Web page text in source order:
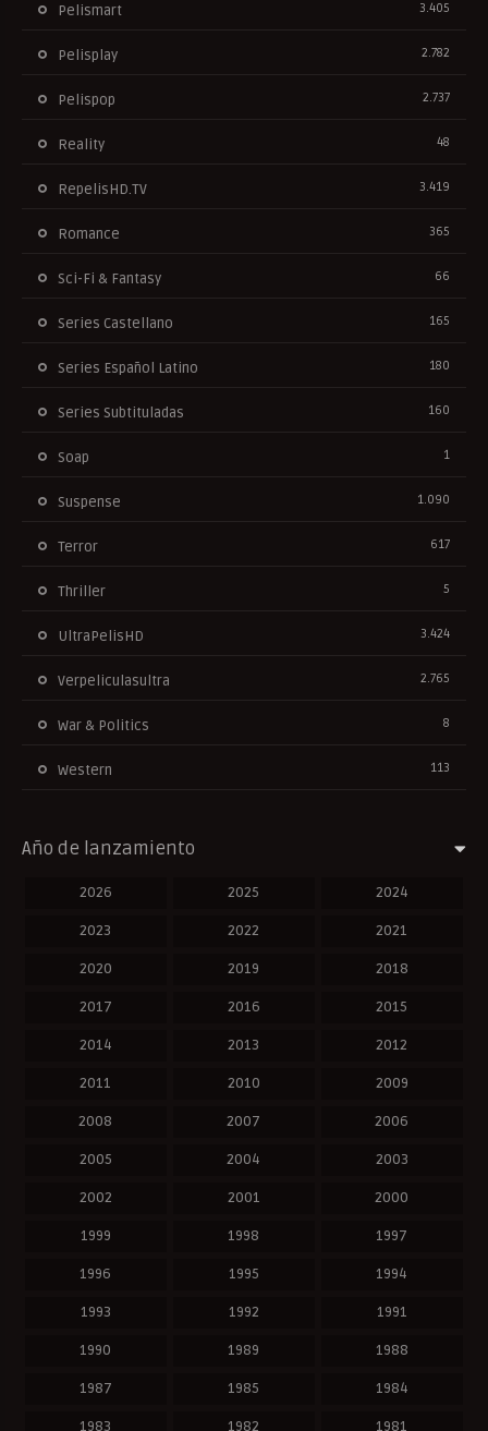
Pelismart 3.405
Pelisplay 2.782
Pelispop 2.737
Reality 48
RepelisHD.TV 3.419
Romance 365
Sci-Fi & Fantasy 66
Series Castellano 165
Series Español Latino 180
Series Subtituladas 160
Soap 1
Suspense 1.090
Terror 617
Thriller 5
UltraPelisHD 3.424
Verpeliculasultra 2.765
War & Politics 8
Western 113
Año de lanzamiento
2026 2025 2024
2023 2022 2021
2020 2019 2018
2017 2016 2015
2014 2013 2012
2011 2010 2009
2008 2007 2006
2005 2004 2003
2002 2001 2000
1999 1998 1997
1996 1995 1994
1993 1992 1991
1990 1989 1988
1987 1985 1984
1983 1982 1981